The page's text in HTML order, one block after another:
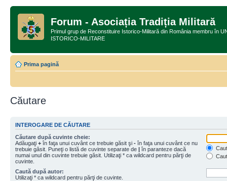
Forum - Asociația Tradiția Militară
Primul grup de Reconstituire Istorico-Militară din România membru în
ISTORICO-MILITARE
Prima pagină
Căutare
INTEROGARE DE CĂUTARE
Căutare după cuvinte cheie:
Adăugaţi + în faţa unui cuvânt ce trebuie găsit şi - în faţa unui cuvânt ce nu
trebuie găsit. Puneţi o listă de cuvinte separate de | în paranteze dacă
numai unul din cuvinte trebuie găsit. Utilizaţi * ca wildcard pentru părţi de
cuvinte.
Caută după autor:
Utilizaţi * ca wildcard pentru părţi de cuvinte.